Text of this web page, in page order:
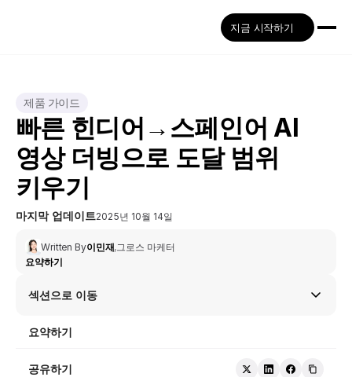
지금 시작하기
제품 가이드
빠른 힌디어→스페인어 AI
영상 더빙으로 도달 범위
키우기
마지막 업데이트2025년 10월 14일
Written By이민재,그로스 마케터
요약하기
섹션으로 이동
요약하기
공유하기